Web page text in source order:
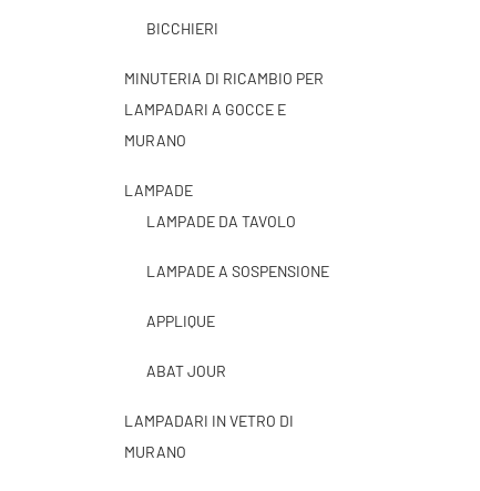
BICCHIERI
MINUTERIA DI RICAMBIO PER
LAMPADARI A GOCCE E
MURANO
LAMPADE
LAMPADE DA TAVOLO
LAMPADE A SOSPENSIONE
APPLIQUE
ABAT JOUR
LAMPADARI IN VETRO DI
MURANO